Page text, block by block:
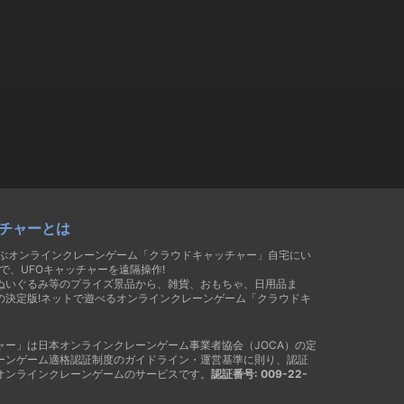
ャーとは
オンラインクレーンゲーム「クラウドキャッチャー」自宅にい
、UFOキャッチャーを遠隔操作!
いぐるみ等のプライズ景品から、雑貨、おもちゃ、日用品ま
決定版!ネットで遊べるオンラインクレーンゲーム「クラウドキ
ー」は日本オンラインクレーンゲーム事業者協会（JOCA）の定
ンゲーム適格認証制度のガイドライン・運営基準に則り、認証
ラインクレーンゲームのサービスです。 認証番号: 009-22-